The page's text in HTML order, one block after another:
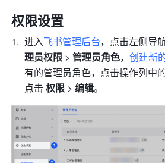
权限设置
进入飞书管理后台，点击左侧导
理员权限 > 管理员角色，创建新
有的管理员角色，点击操作列中
点击 权限 > 编辑。